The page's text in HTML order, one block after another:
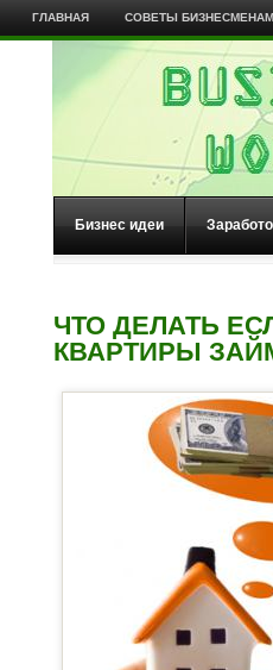
ГЛАВНАЯ СОВЕТЫ БИЗНЕСМЕНАМ
Бизнес идеи
ЧТО ДЕЛАТЬ
КВАРТИРЫ